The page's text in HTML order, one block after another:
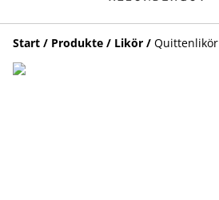
Start / Produkte / Likör / Quittenlikör